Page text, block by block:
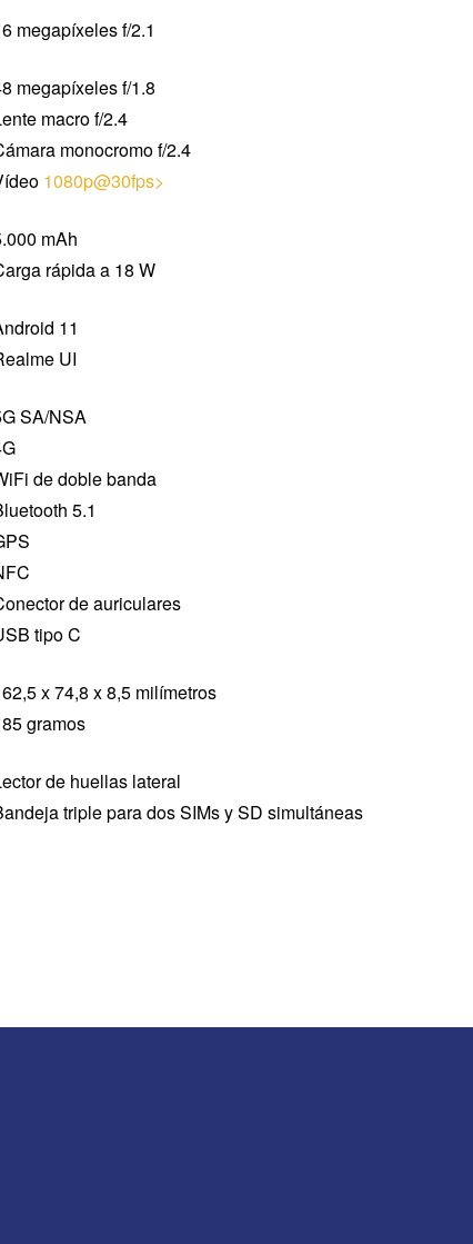
megapíxeles f/2.1
megapíxeles f/1.8
macro f/2.4
monocromo f/2.4
1080p@30fps>
mAh
rápida a 18 W
11
UI
SA/NSA
de doble banda
5.1
de auriculares
tipo C
x 74,8 x 8,5 milímetros
gramos
de huellas lateral
triple para dos SIMs y SD simultáneas